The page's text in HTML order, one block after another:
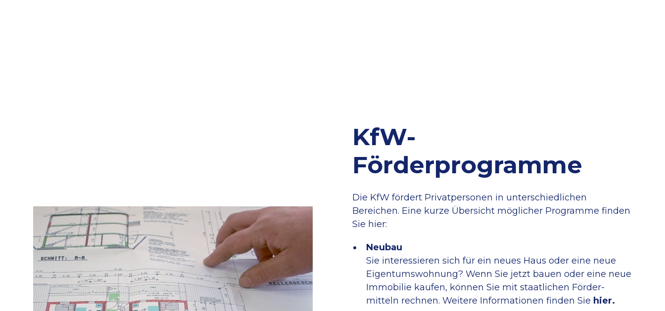
KfW-
Förderprogramme
Die KfW fördert Privatpersonen in unterschiedlichen
Bereichen. Eine kurze Übersicht möglicher Programme finden
Sie hier:
Neubau
Sie interessieren sich für ein neues Haus oder eine neue
Eigentums­wohnung? Wenn Sie jetzt bauen oder eine neue
Immobilie kaufen, können Sie mit staatlichen Förder­
mitteln rechnen. Weitere Informationen finden Sie hier.